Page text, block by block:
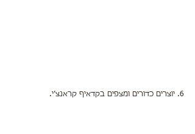
6. יוצרים כדורים ומצפים בקדאיף קראנצ׳י.